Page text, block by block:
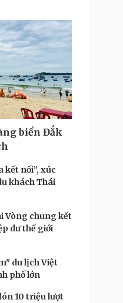
biển Đắk
kết nối”, xúc
khách Thái
Vòng chung kết
dư thế giới
du lịch Việt
phố lớn
10 triệu lượt